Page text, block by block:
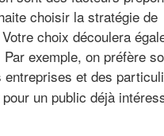
choisir la stratégie de
choix découlera
exemple, on préfère
entreprises et des
pour un public déjà